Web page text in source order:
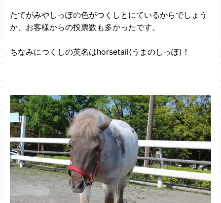
たてがみやしっぽの色がつくしとにているからでしょう
か、お客様からの投票数も多かったです。
ちなみにつくしの英名はhorsetail(うまのしっぽ)！